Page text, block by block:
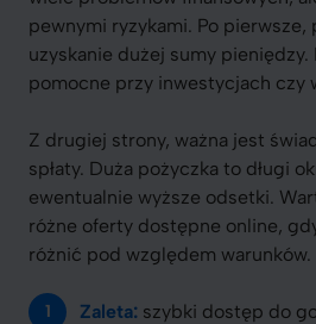
pewnymi ryzykami. Po pierwsze,
uzyskanie dużej sumy
pomocne przy inwestycjach czy
Z drugiej strony, ważna jest
spłaty. Duża pożyczka to długi
ewentualnie wyższe odsetki.
różne oferty dostępne online,
różnić pod względem warunków.
Zaleta: szybki dostęp do